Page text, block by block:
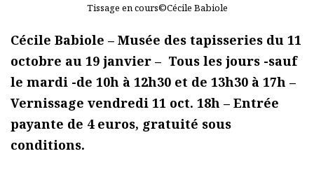
Tissage en cours©Cécile Babiole
Cécile Babiole – Musée des tapisseries du 11
octobre au 19 janvier – Tous les jours -sauf
le mardi -de 10h à 12h30 et de 13h30 à 17h –
Vernissage vendredi 11 oct. 18h – Entrée
payante de 4 euros, gratuité sous
conditions.